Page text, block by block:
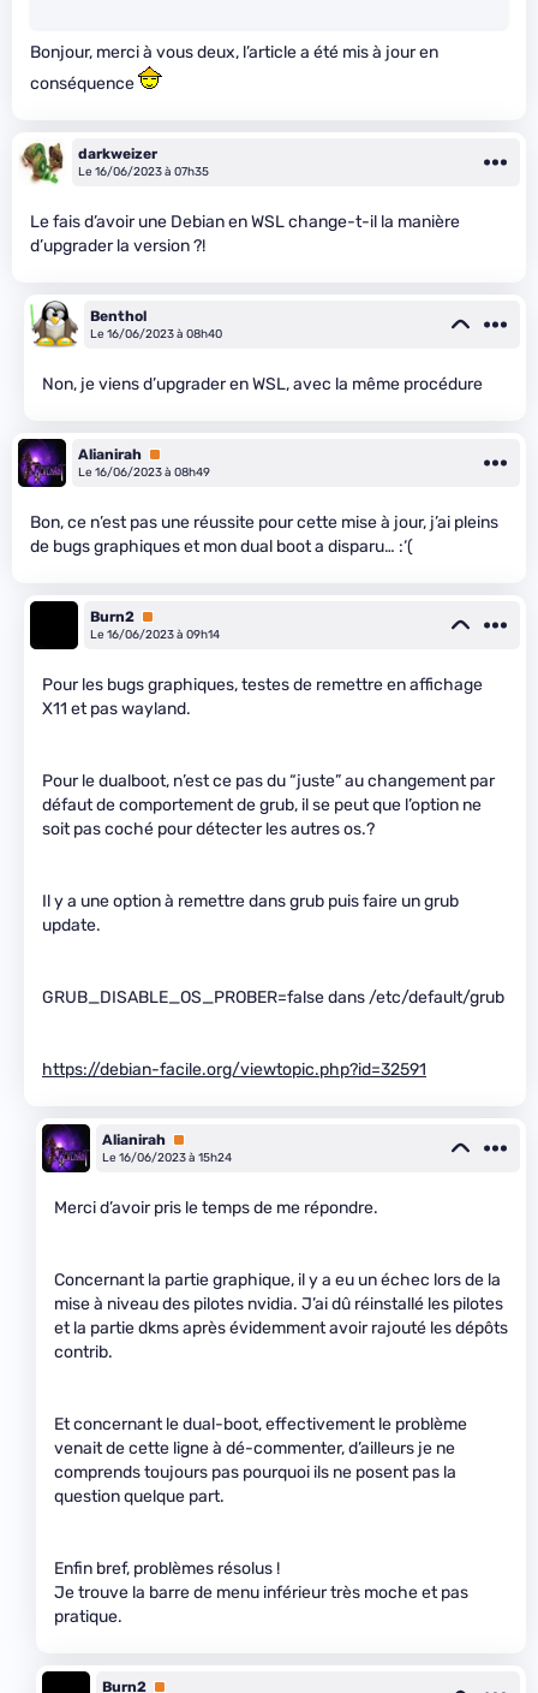
Bonjour, merci à vous deux, l’article a été mis à jour en
conséquence
darkweizer
Le 16/06/2023 à 07h35
Le fais d’avoir une Debian en WSL change-t-il la manière
d’upgrader la version ?!
Benthol
Le 16/06/2023 à 08h40
Non, je viens d’upgrader en WSL, avec la même procédure
Alianirah Premium
Le 16/06/2023 à 08h49
Bon, ce n’est pas une réussite pour cette mise à jour, j’ai pleins
de bugs graphiques et mon dual boot a disparu… :‘(
Burn2 Premium
Le 16/06/2023 à 09h14
Pour les bugs graphiques, testes de remettre en affichage
X11 et pas wayland.
Pour le dualboot, n’est ce pas du “juste” au changement par
défaut de comportement de grub, il se peut que l’option ne
soit pas coché pour détecter les autres os.?
Il y a une option à remettre dans grub puis faire un grub
update.
GRUB_DISABLE_OS_PROBER=false dans /etc/default/grub
https://debian-facile.org/viewtopic.php?id=32591
Alianirah Premium
Le 16/06/2023 à 15h24
Merci d’avoir pris le temps de me répondre.
Concernant la partie graphique, il y a eu un échec lors de la
mise à niveau des pilotes nvidia. J’ai dû réinstallé les pilotes
et la partie dkms après évidemment avoir rajouté les dépôts
contrib.
Et concernant le dual-boot, effectivement le problème
venait de cette ligne à dé-commenter, d’ailleurs je ne
comprends toujours pas pourquoi ils ne posent pas la
question quelque part.
Enfin bref, problèmes résolus !
Je trouve la barre de menu inférieur très moche et pas
pratique.
Burn2 Premium